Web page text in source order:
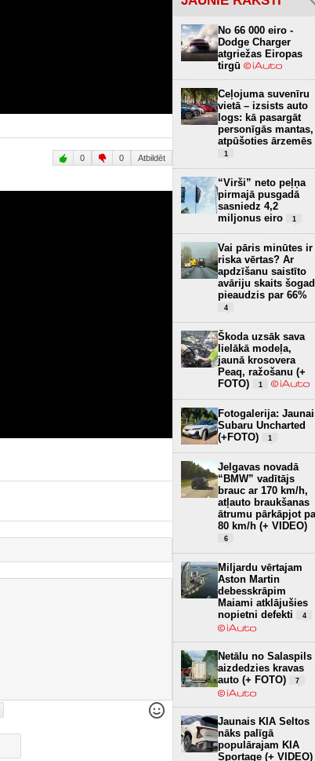
0 0 Atbildēt
No 66 000 eiro -
Dodge Charger
atgriežas Eiropas
tirgū
Ceļojuma suvenīru
vietā – izsists auto
logs: kā pasargāt
personīgās mantas,
atpūšoties ārzemēs
1
“Virši” neto peļņa
pirmajā pusgadā
sasniedz 4,2
miljonus eiro
1
Vai pāris minūtes ir
riska vērtas? Ar
apdzīšanu saistīto
avāriju skaits šogad
pieaudzis par 66%
4
Škoda uzsāk sava
lielākā modeļa,
jaunā krosovera
Peaq, ražošanu (+
FOTO)
1
Fotogalerija:
Subaru Uncharted
(+FOTO)
1
Jelgavas novadā
“BMW” vadītājs
brauc ar 170 km/h,
atļauto braukšanas
ātrumu pārkāpjot
80 km/h (+ VIDEO)
6
Miljardu vērtajam
Aston Martin
debesskrāpim
Maiami atklājušies
nopietni defekti
4
Netālu no Salaspils
aizdedzies kravas
auto (+ FOTO)
7
Jaunais KIA Seltos
nāks palīgā
populārajam KIA
Sportage (+ VIDEO)